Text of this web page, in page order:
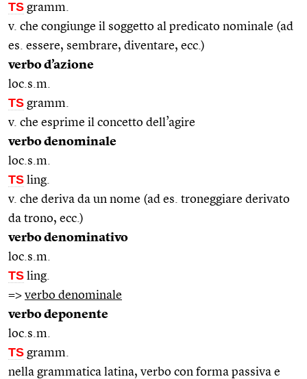
TS gramm.
v. che congiunge il soggetto al predicato nominale (ad
es. essere, sembrare, diventare, ecc.)
verbo d’azione
loc.s.m.
TS gramm.
v. che esprime il concetto dell’agire
verbo denominale
loc.s.m.
TS ling.
v. che deriva da un nome (ad es. troneggiare derivato
da trono, ecc.)
verbo denominativo
loc.s.m.
TS ling.
=> verbo denominale
verbo deponente
loc.s.m.
TS gramm.
nella grammatica latina, verbo con forma passiva e